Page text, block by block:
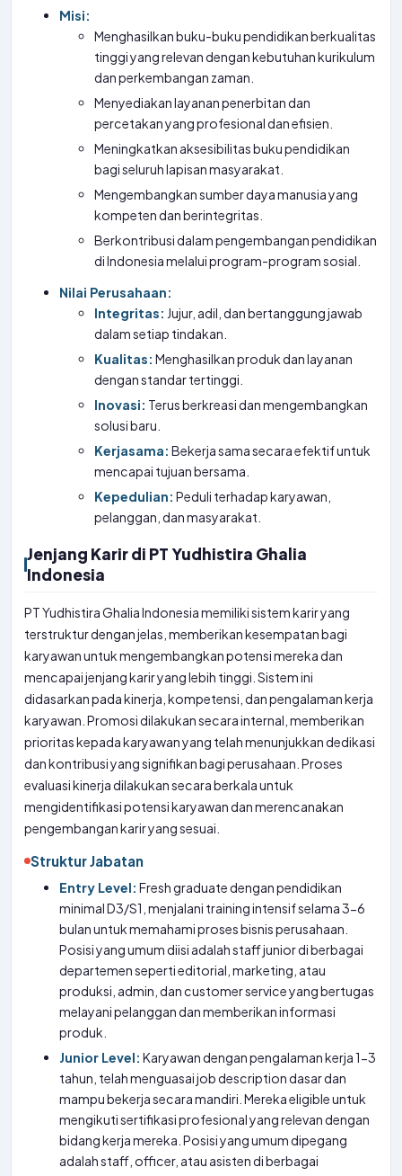
Misi:
Menghasilkan buku-buku pendidikan berkualitas
tinggi yang relevan dengan kebutuhan kurikulum
dan perkembangan zaman.
Menyediakan layanan penerbitan dan
percetakan yang profesional dan efisien.
Meningkatkan aksesibilitas buku pendidikan
bagi seluruh lapisan masyarakat.
Mengembangkan sumber daya manusia yang
kompeten dan berintegritas.
Berkontribusi dalam pengembangan pendidikan
di Indonesia melalui program-program sosial.
Nilai Perusahaan:
Integritas: Jujur, adil, dan bertanggung jawab
dalam setiap tindakan.
Kualitas: Menghasilkan produk dan layanan
dengan standar tertinggi.
Inovasi: Terus berkreasi dan mengembangkan
solusi baru.
Kerjasama: Bekerja sama secara efektif untuk
mencapai tujuan bersama.
Kepedulian: Peduli terhadap karyawan,
pelanggan, dan masyarakat.
Jenjang Karir di PT Yudhistira Ghalia
Indonesia
PT Yudhistira Ghalia Indonesia memiliki sistem karir yang
terstruktur dengan jelas, memberikan kesempatan bagi
karyawan untuk mengembangkan potensi mereka dan
mencapai jenjang karir yang lebih tinggi. Sistem ini
didasarkan pada kinerja, kompetensi, dan pengalaman kerja
karyawan. Promosi dilakukan secara internal, memberikan
prioritas kepada karyawan yang telah menunjukkan dedikasi
dan kontribusi yang signifikan bagi perusahaan. Proses
evaluasi kinerja dilakukan secara berkala untuk
mengidentifikasi potensi karyawan dan merencanakan
pengembangan karir yang sesuai.
Struktur Jabatan
Entry Level: Fresh graduate dengan pendidikan
minimal D3/S1, menjalani training intensif selama 3-6
bulan untuk memahami proses bisnis perusahaan.
Posisi yang umum diisi adalah staff junior di berbagai
departemen seperti editorial, marketing, atau
produksi, admin, dan customer service yang bertugas
melayani pelanggan dan memberikan informasi
produk.
Junior Level: Karyawan dengan pengalaman kerja 1-3
tahun, telah menguasai job description dasar dan
mampu bekerja secara mandiri. Mereka eligible untuk
mengikuti sertifikasi profesional yang relevan dengan
bidang kerja mereka. Posisi yang umum dipegang
adalah staff, officer, atau asisten di berbagai